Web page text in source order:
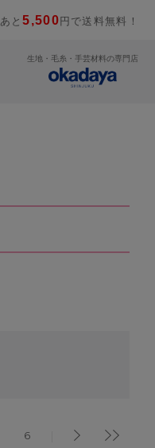
あと5,500 円で送料無料！
生地・毛糸・手芸材料の専門店
6